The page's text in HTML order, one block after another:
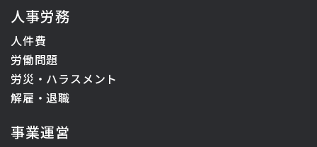
人事労務
人件費
労働問題
労災・ハラスメント
解雇・退職
事業運営